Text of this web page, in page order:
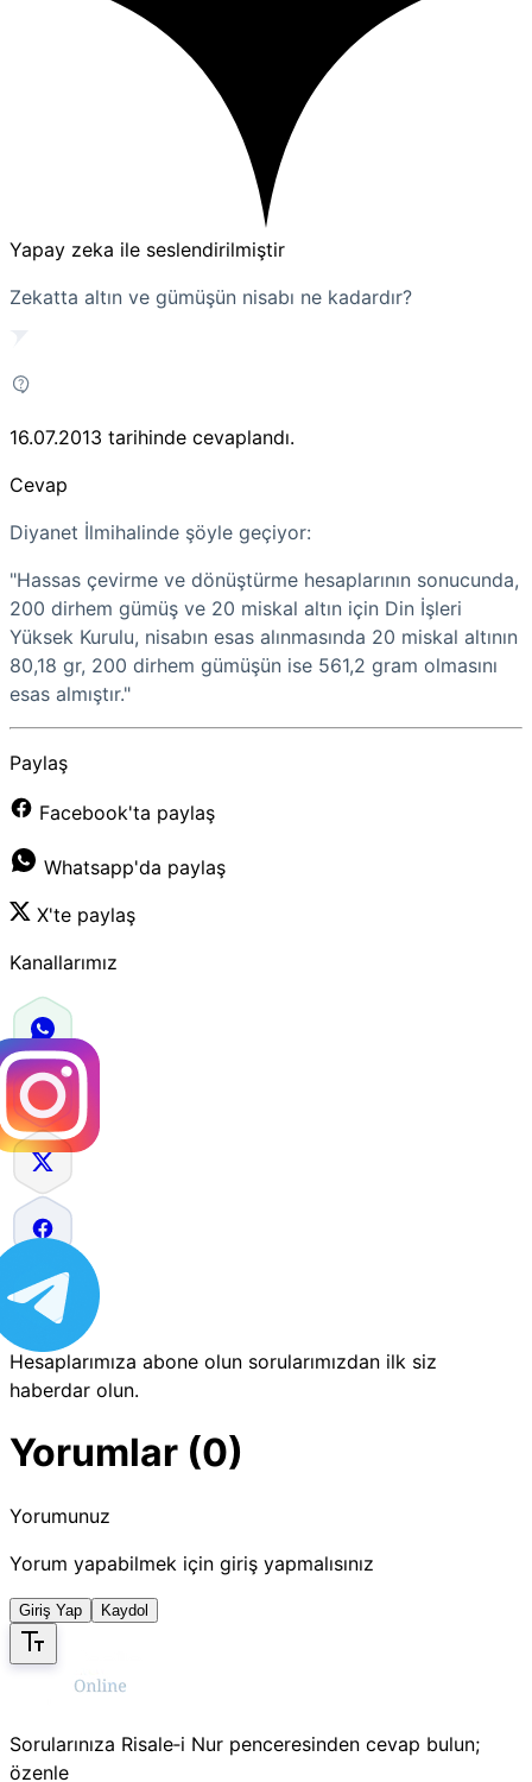
Yapay zeka ile seslendirilmiştir
Zekatta altın ve gümüşün nisabı ne kadardır?
16.07.2013 tarihinde cevaplandı.
Cevap
Diyanet İlmihalinde şöyle geçiyor:
"Hassas çevirme ve dönüştürme hesaplarının sonucunda,
200 dirhem gümüş ve 20 miskal altın için Din İşleri
Yüksek Kurulu, nisabın esas alınmasında 20 miskal altının
80,18 gr, 200 dirhem gümüşün ise 561,2 gram olmasını
esas almıştır."
Paylaş
Facebook'ta paylaş
Whatsapp'da paylaş
X'te paylaş
Kanallarımız
Hesaplarımıza abone olun sorularımızdan ilk siz
haberdar olun.
Yorumlar (0)
Yorumunuz
Yorum yapabilmek için giriş yapmalısınız
Giriş Yap Kaydol
Sorularınıza Risale‑i Nur penceresinden cevap bulun;
özenle